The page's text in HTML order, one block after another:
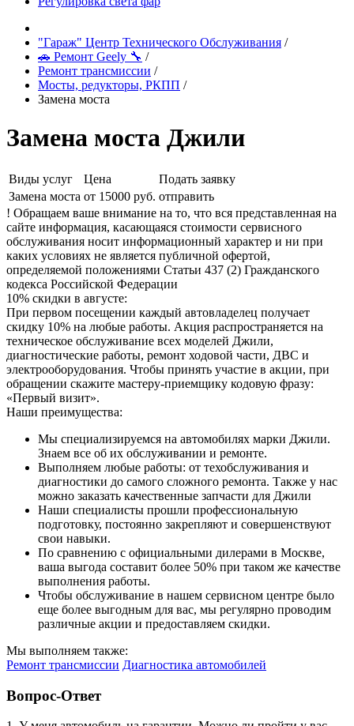
"Гараж" Центр Технического Обслуживания /
🚗 Ремонт Geely 🔧 /
Ремонт трансмиссии /
Мосты, редукторы, РКПП /
Замена моста
Замена моста Джили
Виды услуг Цена
Подать заявку
Замена моста от 15000 руб. отправить
! Обращаем ваше внимание на то, что вся представленная на
сайте информация, касающаяся стоимости сервисного
обслуживания носит информационный характер и ни при
каких условиях не является публичной офертой,
определяемой положениями Статьи 437 (2) Гражданского
кодекса Российской Федерации
10% скидки в августе:
При первом посещении каждый автовладелец получает
скидку 10% на любые работы. Акция распространяется на
техническое обслуживание всех моделей Джили,
диагностические работы, ремонт ходовой части, ДВС и
электрооборудования. Чтобы принять участие в акции, при
обращении скажите мастеру-приемщику кодовую фразу:
«Первый визит».
Наши преимущества:
Мы специализируемся на автомобилях марки Джили.
Знаем все об их обслуживании и ремонте.
Выполняем любые работы: от техобслуживания и
диагностики до самого сложного ремонта. Также у нас
можно заказать качественные запчасти для Джили
Наши специалисты прошли профессиональную
подготовку, постоянно закрепляют и совершенствуют
свои навыки.
По сравнению с официальными дилерами в Москве,
ваша выгода составит более 50% при таком же качестве
выполнения работы.
Чтобы обслуживание в нашем сервисном центре было
еще более выгодным для вас, мы регулярно проводим
различные акции и предоставляем скидки.
Мы выполняем также:
Ремонт трансмиссии Диагностика автомобилей
Вопрос-Ответ